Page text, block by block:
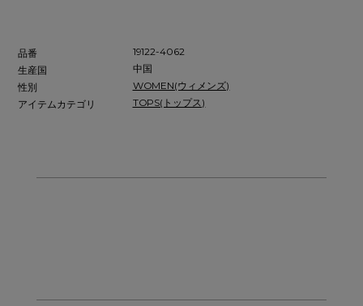
品番
19122-4062
生産国
中国
性別
WOMEN(ウィメンズ)
アイテムカテゴリ
TOPS(トップス)